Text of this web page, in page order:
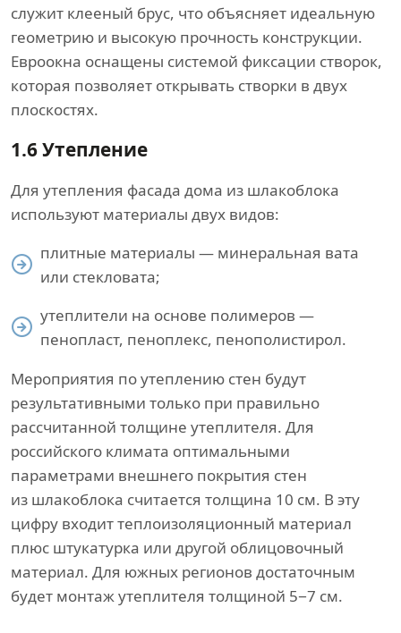
служит клееный брус, что объясняет идеальную
геометрию и высокую прочность конструкции.
Евроокна оснащены системой фиксации створок,
которая позволяет открывать створки в двух
плоскостях.
1.6Утепление
Для утепления фасада дома из шлакоблока
используют материалы двух видов:
плитные материалы — минеральная вата
или стекловата;
утеплители на основе полимеров —
пенопласт, пеноплекс, пенополистирол.
Мероприятия по утеплению стен будут
результативными только при правильно
рассчитанной толщине утеплителя. Для
российского климата оптимальными
параметрами внешнего покрытия стен
из шлакоблока считается толщина 10 см. В эту
цифру входит теплоизоляционный материал
плюс штукатурка или другой облицовочный
материал. Для южных регионов достаточным
будет монтаж утеплителя толщиной 5−7 см.